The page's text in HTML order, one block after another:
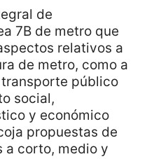
de
7B de metro que
relativos a
de metro, como a
público
social,
y económico
propuestas de
a corto, medio y